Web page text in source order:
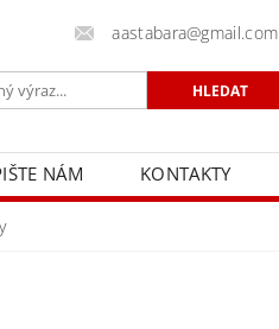
aastabara@gmail.com
NÁM KONTAKTY